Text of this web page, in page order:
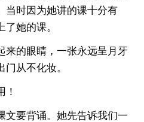
当时因为她讲的课十分有
她的课。
的眼睛，一张永远呈月牙
从不化妆。
要背诵。她先告诉我们一